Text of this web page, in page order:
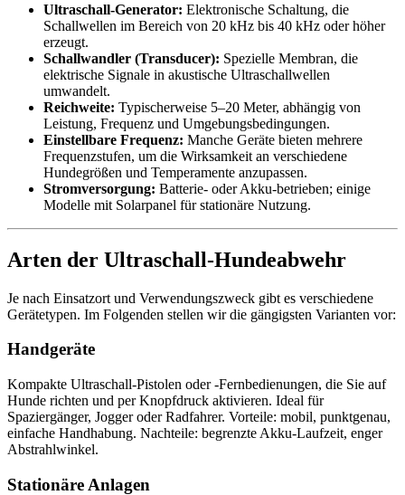
Ultraschall-Generator: Elektronische Schaltung, die
Schallwellen im Bereich von 20 kHz bis 40 kHz oder höher
erzeugt.
Schallwandler (Transducer): Spezielle Membran, die
elektrische Signale in akustische Ultraschallwellen
umwandelt.
Reichweite: Typischerweise 5–20 Meter, abhängig von
Leistung, Frequenz und Umgebungsbedingungen.
Einstellbare Frequenz: Manche Geräte bieten mehrere
Frequenzstufen, um die Wirksamkeit an verschiedene
Hundegrößen und Temperamente anzupassen.
Stromversorgung: Batterie- oder Akku-betrieben; einige
Modelle mit Solarpanel für stationäre Nutzung.
Arten der Ultraschall-Hundeabwehr
Je nach Einsatzort und Verwendungszweck gibt es verschiedene
Gerätetypen. Im Folgenden stellen wir die gängigsten Varianten vor:
Handgeräte
Kompakte Ultraschall-Pistolen oder -Fernbedienungen, die Sie auf
Hunde richten und per Knopfdruck aktivieren. Ideal für
Spaziergänger, Jogger oder Radfahrer. Vorteile: mobil, punktgenau,
einfache Handhabung. Nachteile: begrenzte Akku-Laufzeit, enger
Abstrahlwinkel.
Stationäre Anlagen